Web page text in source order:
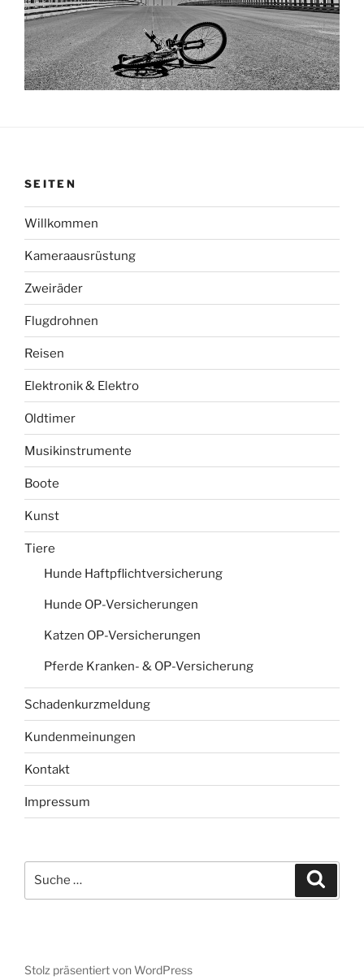
SEITEN
Willkommen
Kameraausrüstung
Zweiräder
Flugdrohnen
Reisen
Elektronik & Elektro
Oldtimer
Musikinstrumente
Boote
Kunst
Tiere
Hunde Haftpflichtversicherung
Hunde OP-Versicherungen
Katzen OP-Versicherungen
Pferde Kranken- & OP-Versicherung
Schadenkurzmeldung
Kundenmeinungen
Kontakt
Impressum
Suche
Stolz präsentiert von WordPress